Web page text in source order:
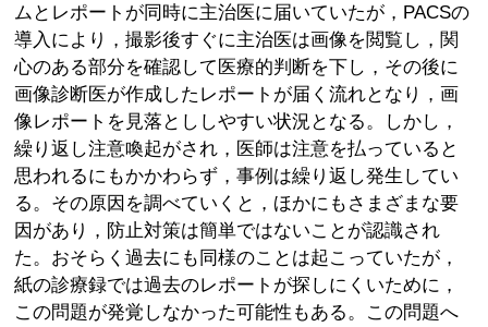
ムとレポートが同時に主治医に届いていたが，PACSの
導入により，撮影後すぐに主治医は画像を閲覧し，関
心のある部分を確認して医療的判断を下し，その後に
画像診断医が作成したレポートが届く流れとなり，画
像レポートを見落とししやすい状況となる。しかし，
繰り返し注意喚起がされ，医師は注意を払っていると
思われるにもかかわらず，事例は繰り返し発生してい
る。その原因を調べていくと，ほかにもさまざまな要
因があり，防止対策は簡単ではないことが認識され
た。おそらく過去にも同様のことは起こっていたが，
紙の診療録では過去のレポートが探しにくいために，
この問題が発覚しなかった可能性もある。この問題へ